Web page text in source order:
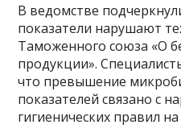
В ведомстве
показатели нарушают
Таможенного союза «О
продукции».
что превышение
показателей связано с
гигиенических правил